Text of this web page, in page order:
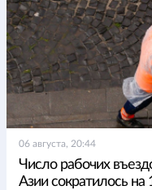
06 августа, 20:44
Число рабочих
Азии сократилось на